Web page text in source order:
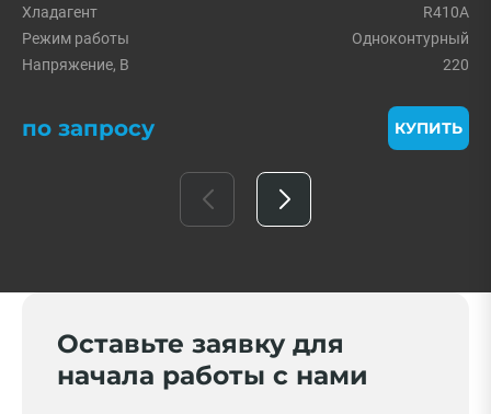
Хладагент
R410A
Режим работы
Одноконтурный
Напряжение, В
220
по запросу КУПИТЬ
Оставьте заявку для
начала работы с нами